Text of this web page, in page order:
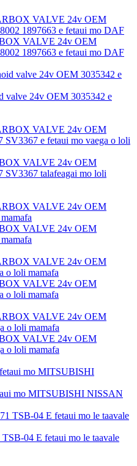
VALVE 24v OEM
1897663 e fetaui mo DAF
valve 24v OEM 3035342 e
VALVE 24v OEM
SV3367 talafeagai mo loli
VALVE 24v OEM
VALVE 24v OEM
o loli mamafa
VALVE 24v OEM
o loli mamafa
mo MITSUBISHI NISSAN
04 E fetaui mo le taavale